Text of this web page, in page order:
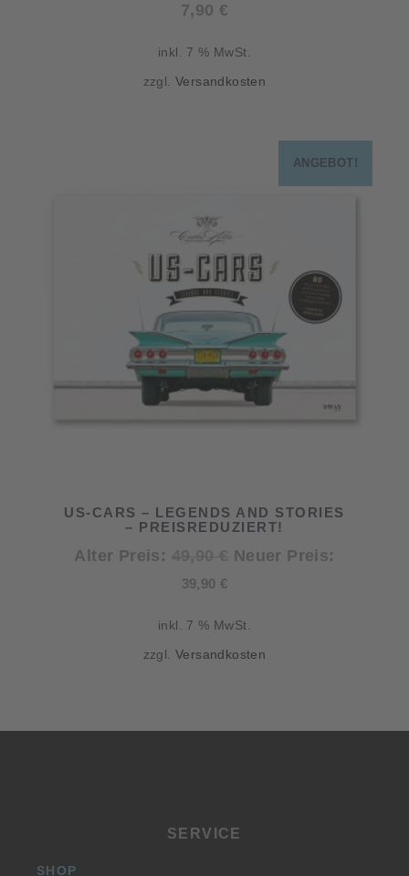
7,90 €
inkl. 7 % MwSt.
zzgl.Versandkosten
ANGEBOT!
US-CARS – LEGENDS AND STORIES
– PREISREDUZIERT!
Alter Preis:
Ursprünglicher
Neuer Preis:
39,90 €Aktueller
39,90 €.
inkl. 7 % MwSt.
zzgl.Versandkosten
SERVICE
SHOP